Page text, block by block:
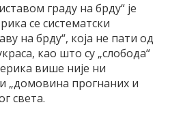
граду на брду“ је
се систематски
на брду“, која не пати од
као што су „слобода“
више није ни
„домовина прогнаних и
света.